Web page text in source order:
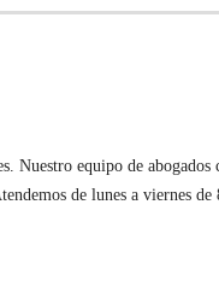
Nuestro equipo de abogados
de lunes a viernes